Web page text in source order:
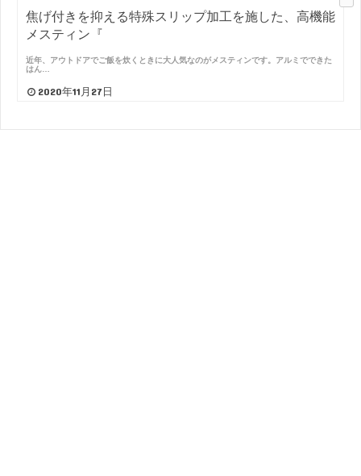
焦げ付きを抑える特殊スリップ加工を施した、高機能
メスティン『
近年、アウトドアでご飯を炊くときに大人気なのがメスティンです。アルミでできた
はん…
2020年11月27日